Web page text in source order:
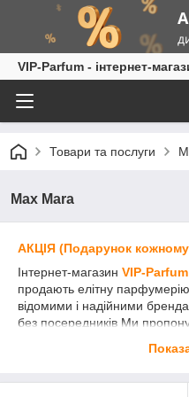
VIP-Parfum - інтернет-
Товари та послуги
Max Mara
АКЦІЯ (Подарунок кожному
Інтернет-магазин VIP-Parfum
продають елітну
відомими і надійними
без посередників Ми
як для жінки, так і чоловіки